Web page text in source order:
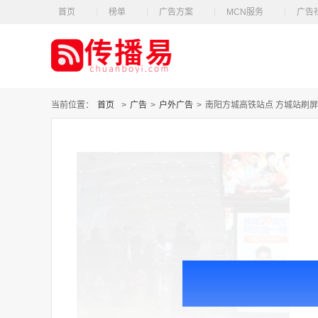
首页 榜单 广告方案 MCN服务 广告
当前位置： 首页 > 广告 > 户外广告 > 南阳方城高铁站点 方城站刷